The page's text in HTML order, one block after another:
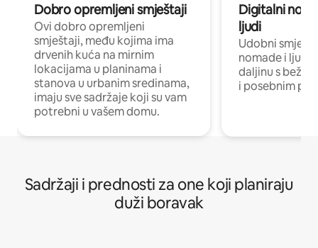
Dobro opremljeni smještaji
Ovi dobro opremljeni
smještaji, među kojima ima
drvenih kuća na mirnim
lokacijama u planinama i
stanova u urbanim sredinama,
imaju sve sadržaje koji su vam
potrebni u vašem domu.
Digitalni
ljudi
Udobni
nomade i ljude
daljinu s
i posebnim
Sadržaji i prednosti za one koji planiraju
duži boravak